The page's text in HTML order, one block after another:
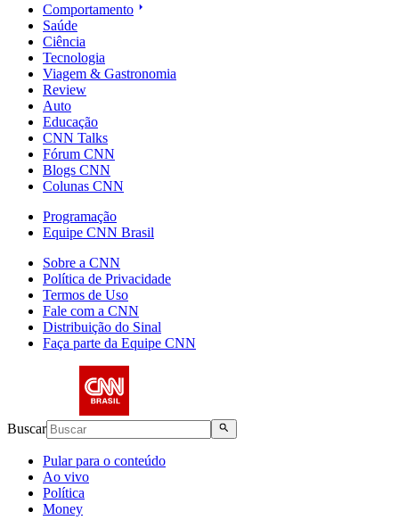
Comportamento
Saúde
Ciência
Tecnologia
Viagem & Gastronomia
Review
Auto
Educação
CNN Talks
Fórum CNN
Blogs CNN
Colunas CNN
Programação
Equipe CNN Brasil
Sobre a CNN
Política de Privacidade
Termos de Uso
Fale com a CNN
Distribuição do Sinal
Faça parte da Equipe CNN
Buscar
Pular para o conteúdo
Ao vivo
Política
Money